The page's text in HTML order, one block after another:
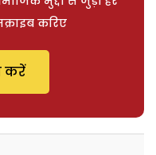
करिए
करें